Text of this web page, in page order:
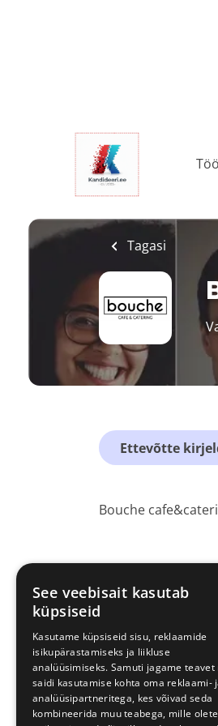
Tagasi
Ettevõtte
Bouche
See veebisait kasutab
küpsiseid
Kasutame küpsiseid sisu, reklaamide
isikupärastamiseks ja liikluse
analüüsimiseks. Samuti jagame teavet
saidi kasutamise kohta oma reklaami-
analüüsipartneritega, kes võivad seda
kombineerida muu teabega, mille olete